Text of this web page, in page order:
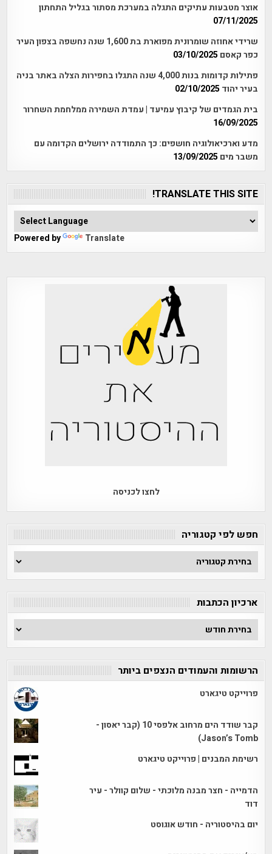
אוצר מטבעות עתיקים התגלה במערכת מסתור בגליל התחתון
07/11/2025
שרידי אחוזה שומרונית מפוארת בת 1,600 שנה נחשפה בצפון העיר
כפר קאסם 03/10/2025
פתילות קדומות בנות 4,000 שנה התגלו בחפירות הצלה באתר בניה
בעיר יהוד 02/10/2025
בית הגמדים של קיבוץ עמיעד | עמדת השמירה ממלחמת השחרור
16/09/2025
מדע וארכיאולוגיה חושפים: כך התמודדה ירושלים הקדומה עם
משבר מים 13/09/2025
TRANSLATE THIS SITE!
Powered by Translate
לחצו לכניסה
חפש לפי קטגוריה
חפש
לפי
ארכיון הכתבות
ארכיון
הכתבות
הרשומות והעמודים הנצפים ביותר
פרוייקט טיגארט
קבר שודד הים מרחוב אלפסי 10 (קבר יאסון -
Jason’s Tomb)
רשימת המבנים | פרוייקט טיגארט
הדמייה - חצר מבנה מלוכתי - שלום קוולר - עיר
דוד
יום בהיסטוריה - חודש אוגוסט